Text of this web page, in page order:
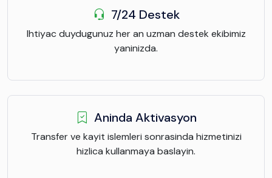
7/24 Destek
Ihtiyac duydugunuz her an uzman destek ekibimiz
yaninizda.
Aninda Aktivasyon
Transfer ve kayit islemleri sonrasinda hizmetinizi
hizlica kullanmaya baslayin.